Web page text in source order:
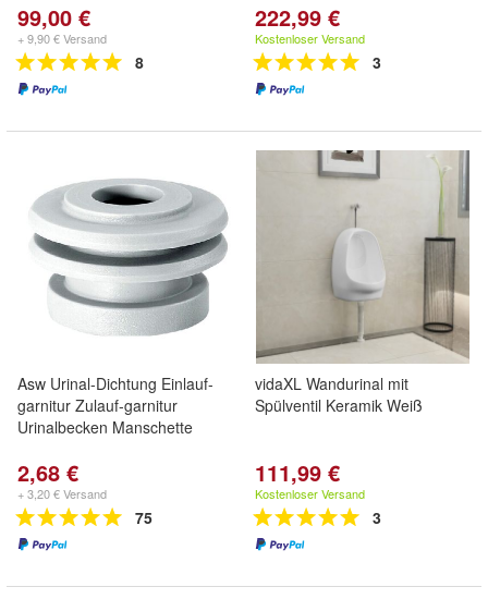
99,00 €
+ 9,90 € Versand
8
222,99 €
Kostenloser Versand
3
Asw Urinal-Dichtung Einlauf-
garnitur Zulauf-garnitur
Urinalbecken Manschette
2,68 €
+ 3,20 € Versand
75
vidaXL Wandurinal mit
Spülventil Keramik Weiß
111,99 €
Kostenloser Versand
3